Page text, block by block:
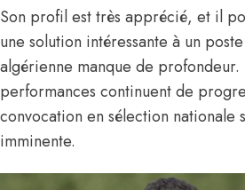
Son profil est très apprécié, et il
une solution intéressante à un
algérienne manque de profondeur.
performances continuent de
convocation en sélection nationale
imminente.